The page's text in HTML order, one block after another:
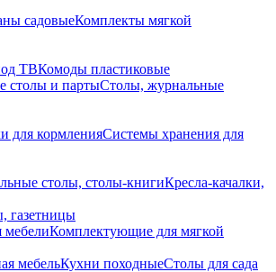
садовыеКомплекты мягкой
ТВКомоды пластиковые
столы и партыСтолы, журнальные
для кормленияСистемы хранения для
столы, столы-книгиКресла-качалки,
газетницы
мебелиКомплектующие для мягкой
мебельКухни походныеСтолы для сада